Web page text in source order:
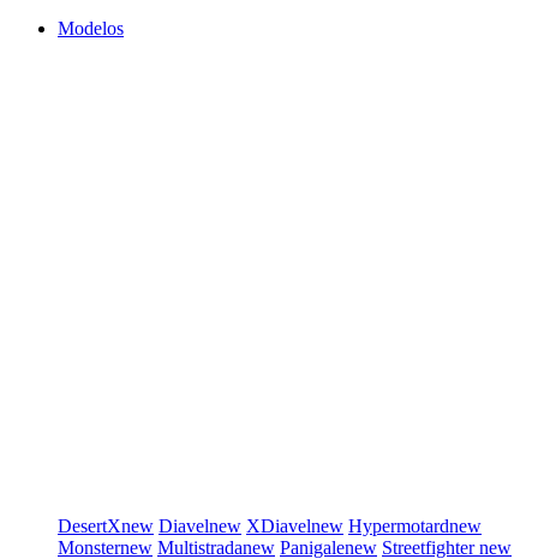
Modelos
DesertXnew Diavelnew XDiavelnew Hypermotardnew
Monsternew Multistradanew Panigalenew Streetfighternew